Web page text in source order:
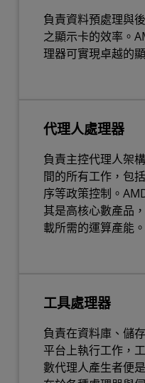
負責資料預處理與
之顯示卡的效率。
理器可實現卓越的
代理人處理器
負責主控代理人架
間的所有工作，包
序等政策控制。
其是高核心數產品
載所需的運算產能。
工具處理器
負責在資料庫、儲
平台上執行工作，
數代理人產生者便